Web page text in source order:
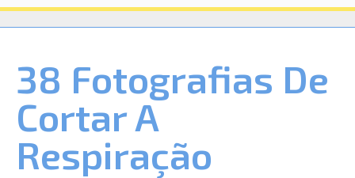
38 Fotografias De
Cortar A
Respiração